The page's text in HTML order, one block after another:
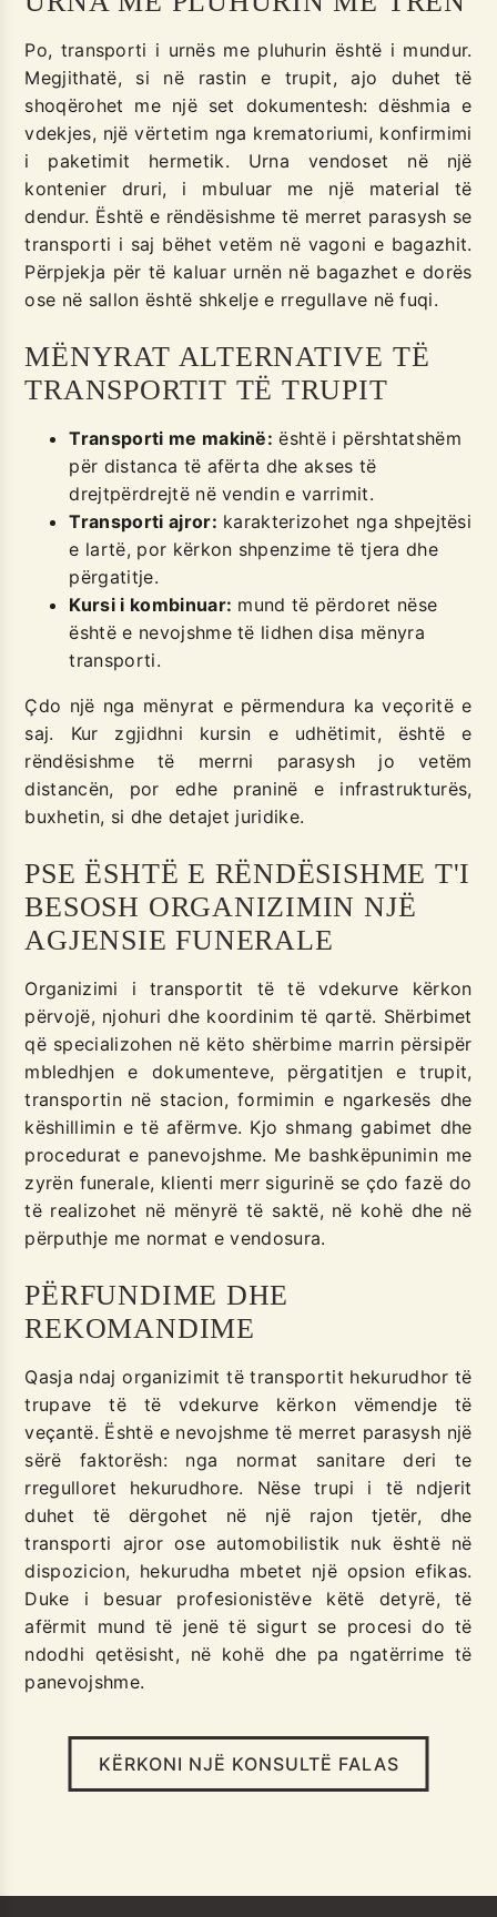
Po, transporti i urnës me pluhurin është i mundur.
Megjithatë, si në rastin e trupit, ajo duhet të
shoqërohet me një set dokumentesh: dëshmia e
vdekjes, një vërtetim nga krematoriumi, konfirmimi
i paketimit hermetik. Urna vendoset në një
kontenier druri, i mbuluar me një material të
dendur. Është e rëndësishme të merret parasysh se
transporti i saj bëhet vetëm në vagoni e bagazhit.
Përpjekja për të kaluar urnën në bagazhet e dorës
ose në sallon është shkelje e rregullave në fuqi.
MËNYRAT ALTERNATIVE TË
TRANSPORTIT TË TRUPIT
Transporti me makinë: është i përshtatshëm
për distanca të afërta dhe akses të
drejtpërdrejtë në vendin e varrimit.
Transporti ajror: karakterizohet nga shpejtësi
e lartë, por kërkon shpenzime të tjera dhe
përgatitje.
Kursi i kombinuar: mund të përdoret nëse
është e nevojshme të lidhen disa mënyra
transporti.
Çdo një nga mënyrat e përmendura ka veçoritë e
saj. Kur zgjidhni kursin e udhëtimit, është e
rëndësishme të merrni parasysh jo vetëm
distancën, por edhe praninë e infrastrukturës,
buxhetin, si dhe detajet juridike.
PSE ËSHTË E RËNDËSISHME T'I
BESOSH ORGANIZIMIN NJË
AGJENSIE FUNERALE
Organizimi i transportit të të vdekurve kërkon
përvojë, njohuri dhe koordinim të qartë. Shërbimet
që specializohen në këto shërbime marrin përsipër
mbledhjen e dokumenteve, përgatitjen e trupit,
transportin në stacion, formimin e ngarkesës dhe
këshillimin e të afërmve. Kjo shmang gabimet dhe
procedurat e panevojshme. Me bashkëpunimin me
zyrën funerale, klienti merr sigurinë se çdo fazë do
të realizohet në mënyrë të saktë, në kohë dhe në
përputhje me normat e vendosura.
PËRFUNDIME DHE
REKOMANDIME
Qasja ndaj organizimit të transportit hekurudhor të
trupave të të vdekurve kërkon vëmendje të
veçantë. Është e nevojshme të merret parasysh një
sërë faktorësh: nga normat sanitare deri te
rregulloret hekurudhore. Nëse trupi i të ndjerit
duhet të dërgohet në një rajon tjetër, dhe
transporti ajror ose automobilistik nuk është në
dispozicion, hekurudha mbetet një opsion efikas.
Duke i besuar profesionistëve këtë detyrë, të
afërmit mund të jenë të sigurt se procesi do të
ndodhi qetësisht, në kohë dhe pa ngatërrime të
panevojshme.
KËRKONI NJË KONSULTË FALAS